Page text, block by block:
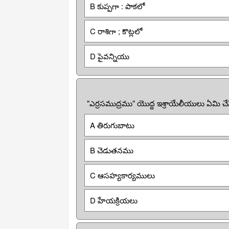
B కుప్పగా : పాకలో
C రాశిగా ; కొట్లలో
D పైవన్నియు
"ఎర్రసముద్రము" యొద్ద ఇశ్రాయేలీయులు ఏమి
A తిరుగుబాటు
B చెడుతనము
C ఆసహ్యకార్యములు
D హేయక్రియలు